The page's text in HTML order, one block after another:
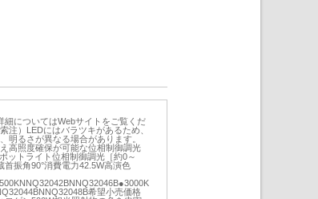
についてはWebサイトをご覧くだ
注）LEDにはバラツキがあるため、
明るさが異なる場合があります。
高照度確保が可能な位相制御調光
ットライト位相制御調光［約0～
振角90°消費電力42.5W高演色
希望小売価格